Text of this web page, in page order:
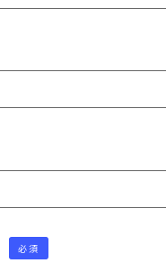
必須